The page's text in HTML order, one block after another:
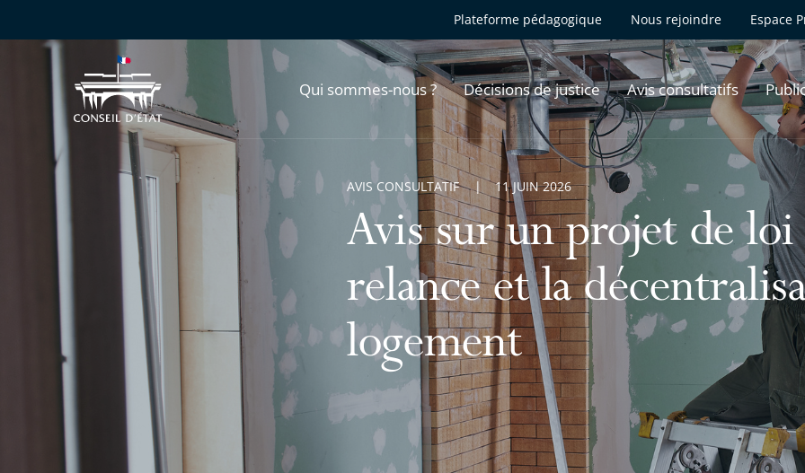
Plateforme pédagogique Nous rejoindre Espace
Qui sommes-nous ? Décisions de justice Avis consultatifs
Avis sur un projet de loi
relance et la
logement
AVIS CONSULTATIF 11 JUIN 2026